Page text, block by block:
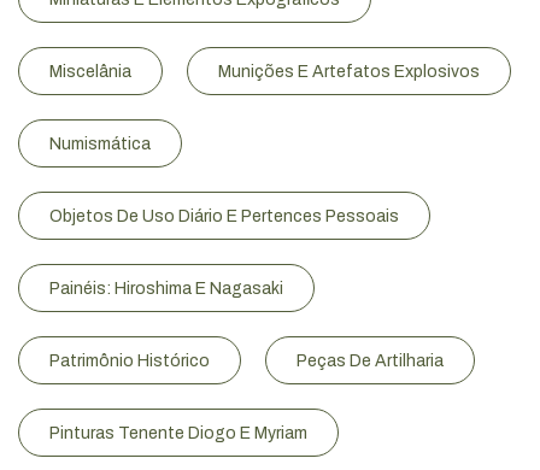
Miscelânia Munições E Artefatos Explosivos
Numismática
Objetos De Uso Diário E Pertences Pessoais
Painéis: Hiroshima E Nagasaki
Patrimônio Histórico Peças De Artilharia
Pinturas Tenente Diogo E Myriam